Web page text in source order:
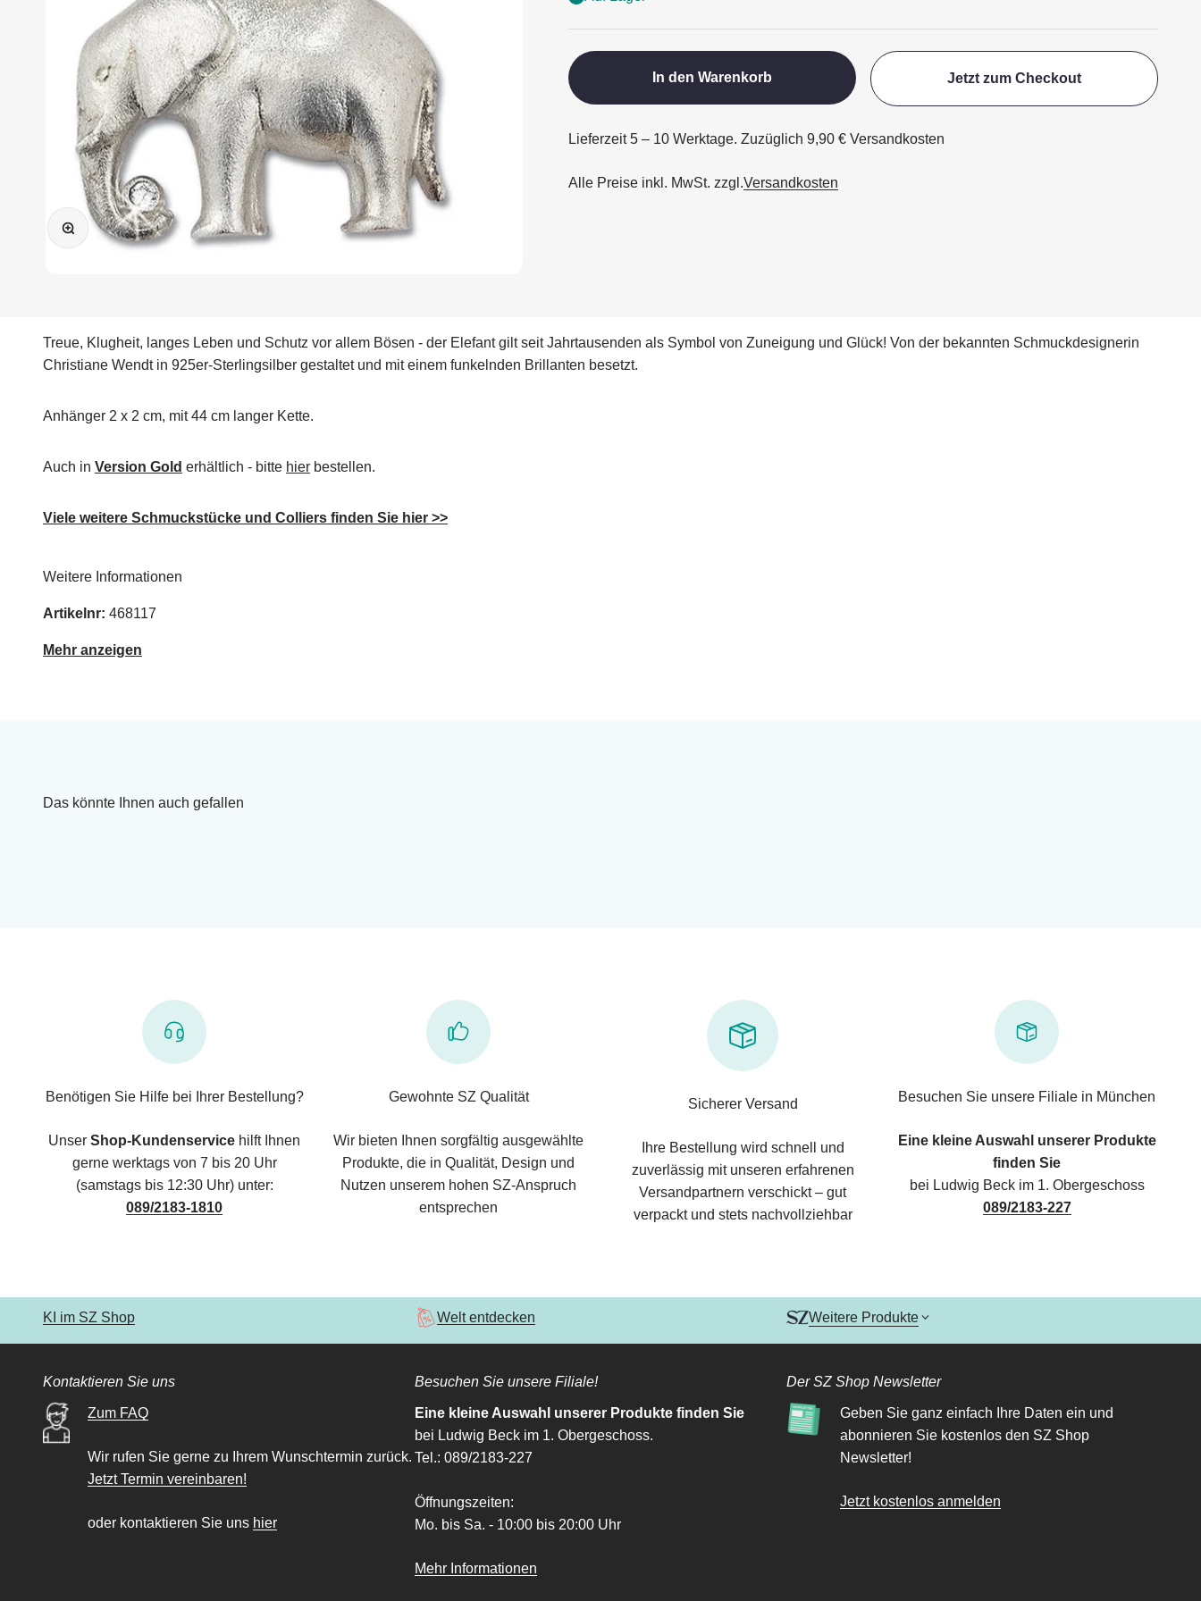
Bild vergrößern
In den Warenkorb Jetzt zum Checkout
Lieferzeit 5 – 10 Werktage. Zuzüglich 9,90 € Versandkosten
Alle Preise inkl. MwSt. zzgl.Versandkosten
Treue, Klugheit, langes Leben und Schutz vor allem Bösen - der Elefant gilt seit Jahrtausenden als Symbol von Zuneigung und Glück! Von der bekannten Schmuckdesignerin
Christiane Wendt in 925er-Sterlingsilber gestaltet und mit einem funkelnden Brillanten besetzt.
Anhänger 2 x 2 cm, mit 44 cm langer Kette.
Auch in Version Gold erhältlich - bitte hier bestellen.
Viele weitere Schmuckstücke und Colliers finden Sie hier >>
Weitere Informationen
Artikelnr: 468117
Mehr anzeigen
Das könnte Ihnen auch gefallen
Benötigen Sie Hilfe bei Ihrer Bestellung?
Unser Shop-Kundenservice hilft Ihnen
gerne werktags von 7 bis 20 Uhr
(samstags bis 12:30 Uhr) unter:
089/2183-1810
Gewohnte SZ Qualität
Wir bieten Ihnen sorgfältig ausgewählte
Produkte, die in Qualität, Design und
Nutzen unserem hohen SZ-Anspruch
entsprechen
Sicherer Versand
Ihre Bestellung wird schnell und
zuverlässig mit unseren erfahrenen
Versandpartnern verschickt – gut
verpackt und stets nachvollziehbar
Besuchen Sie unsere Filiale in München
Eine kleine Auswahl unserer Produkte
finden Sie
bei Ludwig Beck im 1. Obergeschoss
089/2183-227
KI im SZ Shop Welt entdecken Weitere Produkte
Kontaktieren Sie uns
Zum FAQ
Wir rufen Sie gerne zu Ihrem Wunschtermin zurück.
Jetzt Termin vereinbaren!
oder kontaktieren Sie uns hier
Besuchen Sie unsere Filiale!
Eine kleine Auswahl unserer Produkte finden Sie
bei Ludwig Beck im 1. Obergeschoss.
Tel.: 089/2183-227
Öffnungszeiten:
Mo. bis Sa. - 10:00 bis 20:00 Uhr
Mehr Informationen
Der SZ Shop Newsletter
Geben Sie ganz einfach Ihre Daten ein und
abonnieren Sie kostenlos den SZ Shop
Newsletter!
Jetzt kostenlos anmelden